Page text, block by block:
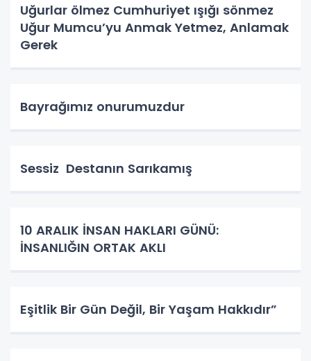
Uğurlar ölmez Cumhuriyet ışığı sönmez
Uğur Mumcu’yu Anmak Yetmez, Anlamak
Gerek
Bayrağımız onurumuzdur
Sessiz Destanın Sarıkamış
10 ARALIK İNSAN HAKLARI GÜNÜ:
İNSANLIĞIN ORTAK AKLI
Eşitlik Bir Gün Değil, Bir Yaşam Hakkıdır”